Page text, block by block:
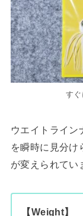
す
ウエイトライン
を瞬時に見分け
が変えられてい
【Weight】